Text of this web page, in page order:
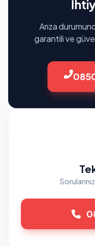
Arıza
garantili ve